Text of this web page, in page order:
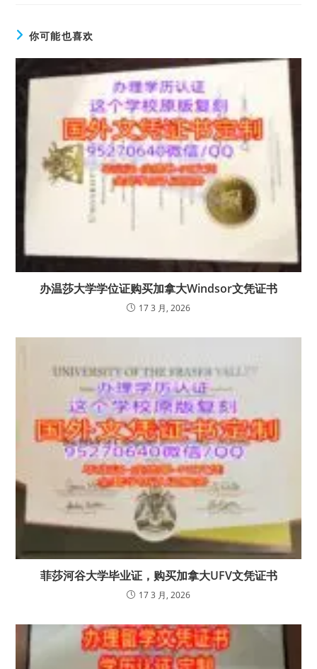
你可能也喜欢
办温莎大学学位证购买加拿大Windsor文凭证书
17 3 月, 2026
菲莎河谷大学毕业证，购买加拿大UFV文凭证书
17 3 月, 2026